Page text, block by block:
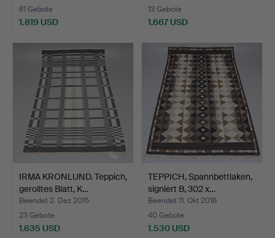
61 Gebote
1.819 USD
13 Gebote
1.667 USD
IRMA KRONLUND. Teppich,
gerolltes Blatt, K…
Beendet 2. Dez 2015
23 Gebote
1.635 USD
TEPPICH, Spannbettlaken,
signiert B, 302 x…
Beendet 11. Okt 2016
40 Gebote
1.530 USD